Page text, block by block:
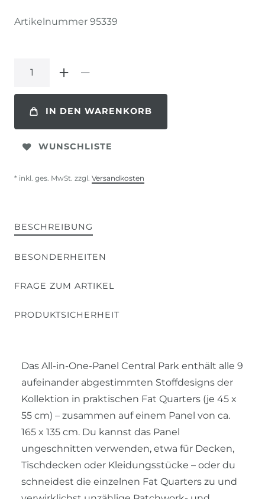
Artikelnummer 95339
IN DEN WARENKORB
WUNSCHLISTE
* inkl. ges. MwSt. zzgl. Versandkosten
BESCHREIBUNG
BESONDERHEITEN
FRAGE ZUM ARTIKEL
PRODUKTSICHERHEIT
Das All-in-One-Panel Central Park enthält alle 9
aufeinander abgestimmten Stoffdesigns der
Kollektion in praktischen Fat Quarters (je 45 x
55 cm) – zusammen auf einem Panel von ca.
165 x 135 cm. Du kannst das Panel
ungeschnitten verwenden, etwa für Decken,
Tischdecken oder Kleidungsstücke – oder du
schneidest die einzelnen Fat Quarters zu und